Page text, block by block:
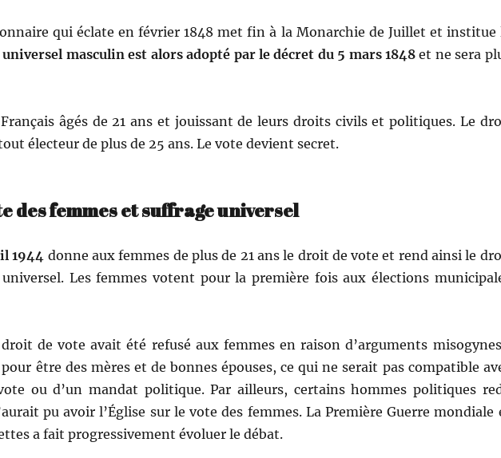
qui éclate en févri­er 1848 met fin à la Monar­chie de Juil­let et institue
mas­culin est alors adop­té par le décret du 5 mars 1848 et ne sera
âgés de 21 ans et jouis­sant de leurs droits civils et poli­tiques. Le
électeur de plus de 25 ans. Le vote devient secret.
des femmes et suffrage universel
1944 donne aux femmes de plus de 21 ans le droit de vote et rend ain­si le
Les femmes votent pour la pre­mière fois aux élec­tions
de vote avait été refusé aux femmes en rai­son d’arguments
être des mères et de bonnes épous­es, ce qui ne serait pas com­pat­i­ble
ou d’un man­dat poli­tique. Par ailleurs, cer­tains hommes poli­tiques
pu avoir l’Église sur le vote des femmes. La Pre­mière Guerre mon­di­ale
a fait pro­gres­sive­ment évoluer le débat.